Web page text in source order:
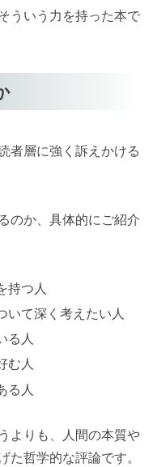
ういう力を持った本で
者層に強く訴えかける
のか、具体的にご紹介
持つ人
いて深く考えたい人
る人
む人
る人
よりも、人間の本質や
哲学的な評論です。